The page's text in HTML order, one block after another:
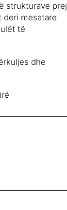
strukturave prej
mesatare
të
dhe